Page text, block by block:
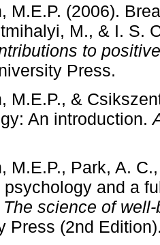
M.E.P. (2006).
M., & I. S.
to
Press.
M.E.P., &
An introduction.
M.E.P., Park, A.
and a
The science of
Press (2nd